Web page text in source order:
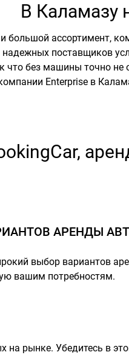
В Каламазу
большой ассортимент,
поставщиков
без машины точно
Enterprise в
АРЕНДЫ
выбор вариантов
вашим потребностям.
на рынке. Убедитесь в